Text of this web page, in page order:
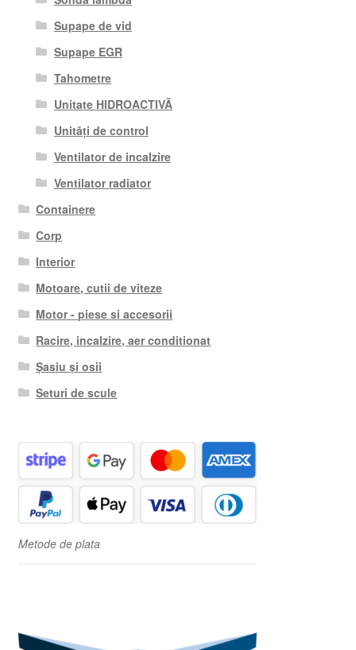
Supape de vid
Supape EGR
Tahometre
Unitate HIDROACTIVĂ
Unități de control
Ventilator de incalzire
Ventilator radiator
Containere
Corp
Interior
Motoare, cutii de viteze
Motor - piese si accesorii
Racire, incalzire, aer conditionat
Șasiu și osii
Seturi de scule
Metode de plata